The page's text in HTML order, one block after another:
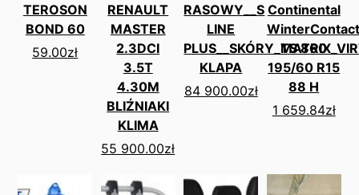
TEROSON
BOND 60
59.00zł
RENAULT
MASTER
2.3DCI
3.5T
4.30M
BLIŹNIAKI
KLIMA
55 900.00zł
RASOWY__S
LINE
KLAPA
84 900.00zł
Continental
WinterContact
TS 860
195/60 R15
88 H
1 659.84zł